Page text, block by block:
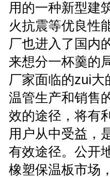
用的一种新型建
火抗震等优良性
厂也进入了国内
来想分一杯羹的
厂家面临的zui
温管生产和销售
效的途径，将有
用户从中受益，
有效途径。公开
橡塑保温板市场